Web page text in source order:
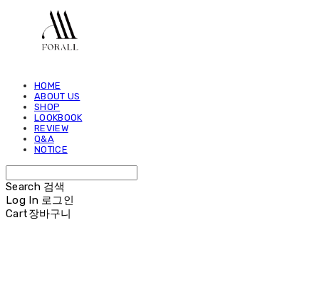
HOME
ABOUT US
SHOP
LOOKBOOK
REVIEW
Q&A
NOTICE
Search 검색
Log In 로그인
Cart장바구니